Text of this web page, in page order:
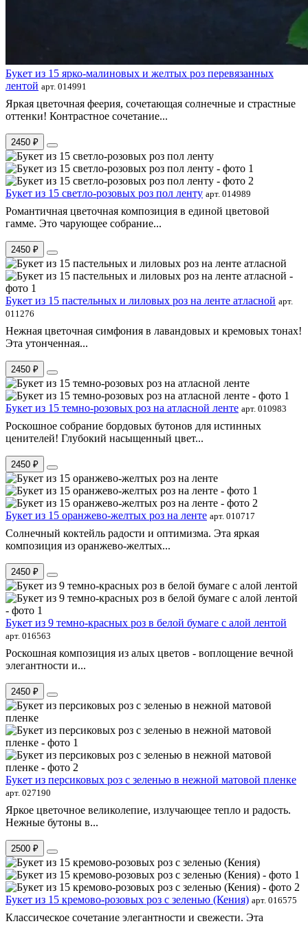
Букет из 15 ярко-малиновых и желтых роз перевязанных
лентой арт. 014991
Яркая цветочная феерия, сочетающая солнечные и страстные
оттенки! Контрастное сочетание...
2450 ₽
Букет из 15 светло-розовых роз пол ленту арт. 014989
Романтичная цветочная композиция в единой цветовой
гамме. Это чарующее собрание...
2450 ₽
Букет из 15 пастельных и лиловых роз на ленте атласной арт.
011276
Нежная цветочная симфония в лавандовых и кремовых тонах!
Эта утонченная...
2450 ₽
Букет из 15 темно-розовых роз на атласной ленте арт. 010983
Роскошное собрание бордовых бутонов для истинных
ценителей! Глубокий насыщенный цвет...
2450 ₽
Букет из 15 оранжево-желтых роз на ленте арт. 010717
Солнечный коктейль радости и оптимизма. Эта яркая
композиция из оранжево-желтых...
2450 ₽
Букет из 9 темно-красных роз в белой бумаге с алой лентой
арт. 016563
Роскошная композиция из алых цветов - воплощение вечной
элегантности и...
2450 ₽
Букет из персиковых роз с зеленью в нежной матовой пленке
арт. 027190
Яркое цветочное великолепие, излучающее тепло и радость.
Нежные бутоны в...
2500 ₽
Букет из 15 кремово-розовых роз с зеленью (Кения) арт. 016575
Классическое сочетание элегантности и свежести. Эта